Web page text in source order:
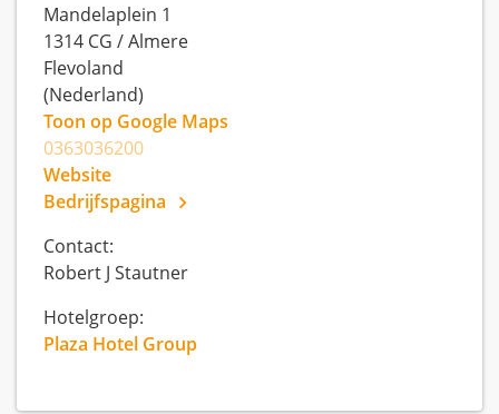
Mandelaplein 1
1314 CG /Almere
Flevoland
(Nederland)
Toon op Google Maps
0363036200
Website
Bedrijfspagina
Contact:
Robert J Stautner
Hotelgroep:
Plaza Hotel Group